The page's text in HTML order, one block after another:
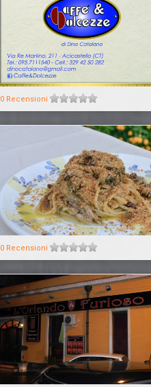
0 Recensioni
0 Recensioni